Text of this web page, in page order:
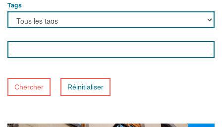
Tags
Chercher Réinitialiser